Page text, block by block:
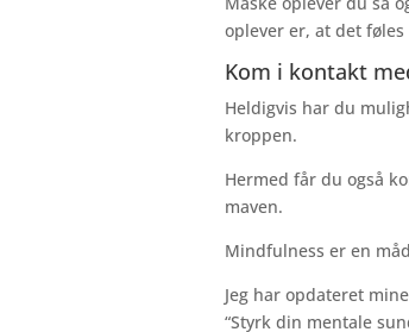
oplever er, at det
Kom i kontakt
Heldigvis har du
kroppen.
Hermed får du også
maven.
Mindfulness er en
Jeg har opdateret
“Styrk din mentale